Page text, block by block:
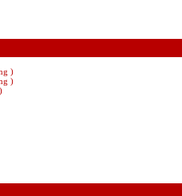
)
)